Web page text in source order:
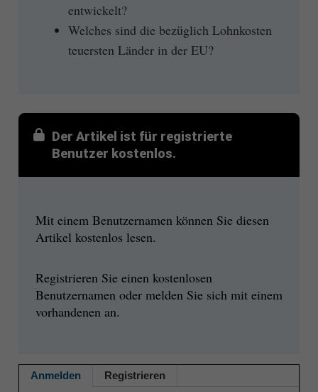
entwickelt?
Welches sind die bezüglich Lohnkosten
teuersten Länder in der EU?
Der Artikel ist für registrierte
Benutzer kostenlos.
Mit einem Benutzernamen können Sie diesen
Artikel kostenlos lesen.
Registrieren Sie einen kostenlosen
Benutzernamen oder melden Sie sich mit einem
vorhandenen an.
Anmelden Registrieren